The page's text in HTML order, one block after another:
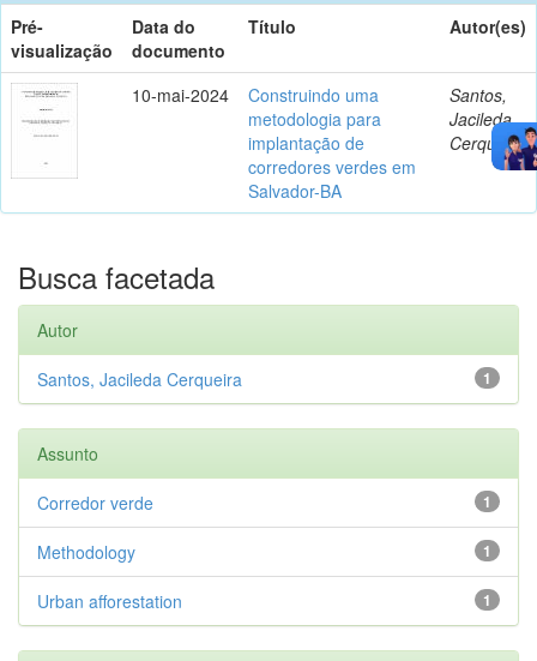
Pré-
visualização
Data do
documento
Título Autor(es)
10-mai-2024
Construindo uma
metodologia para
implantação de
corredores verdes em
Salvador-BA
Santos,
Jacileda
Cerqueira
Busca facetada
Autor
1
Santos, Jacileda Cerqueira
Assunto
1
Corredor verde
1
Methodology
1
Urban afforestation